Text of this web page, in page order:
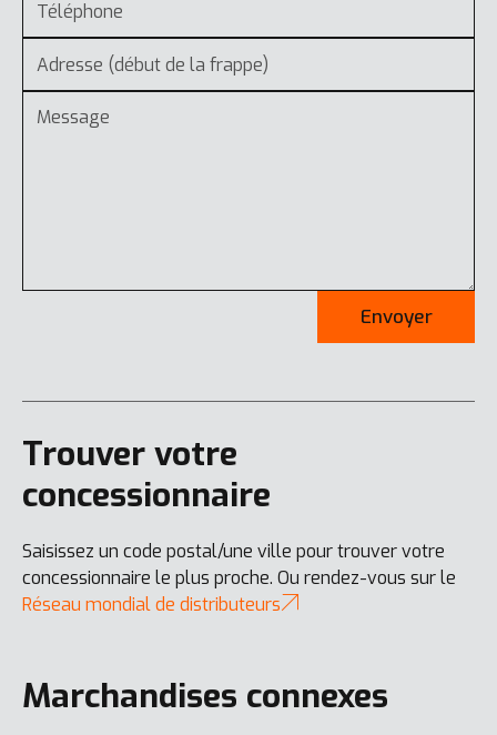
Envoyer
Trouver votre
concessionnaire
Saisissez un code postal/une ville pour trouver votre
concessionnaire le plus proche. Ou rendez-vous sur le
Réseau mondial de distributeurs
Marchandises connexes